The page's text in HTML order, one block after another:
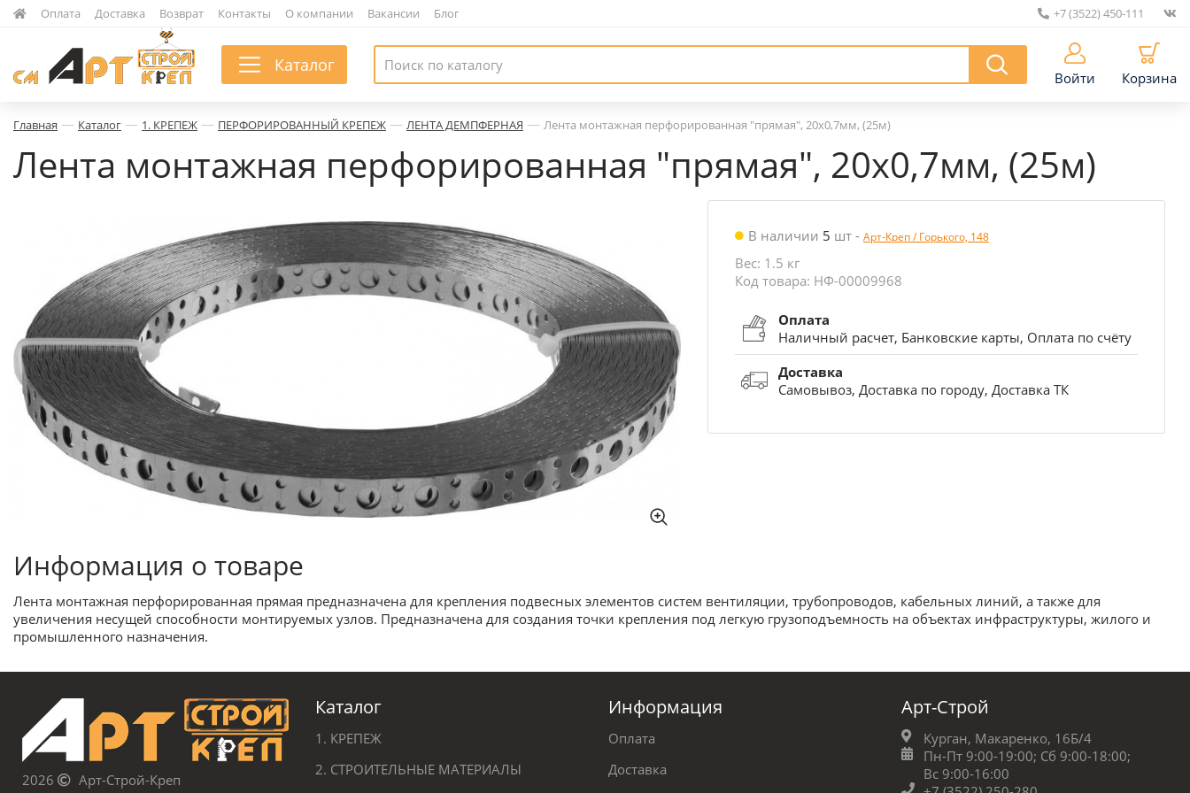
Оплата Доставка Возврат Контакты О компании Вакансии Блог +7 (3522) 450-111
Каталог
Войти Корзина
Главная — Каталог — 1. КРЕПЕЖ — ПЕРФОРИРОВАННЫЙ КРЕПЕЖ — ЛЕНТА ДЕМПФЕРНАЯ — Лента монтажная перфорированная "прямая", 20х0,7мм, (25м)
Лента монтажная перфорированная "прямая", 20х0,7мм, (25м)
В наличии 5 шт - Арт-Креп / Горького, 148
Вес: 1.5 кг
Код товара: НФ-00009968
Оплата
Наличный расчет, Банковские карты, Оплата по счёту
Доставка
Самовывоз, Доставка по городу, Доставка ТК
Информация о товаре
Лента монтажная перфорированная прямая предназначена для крепления подвесных элементов систем вентиляции, трубопроводов, кабельных линий, а также для
увеличения несущей способности монтируемых узлов. Предназначена для создания точки крепления под легкую грузоподъемность на объектах инфраструктуры, жилого и
промышленного назначения.
2026 Арт-Строй-Креп
Каталог
1. КРЕПЕЖ
2. СТРОИТЕЛЬНЫЕ МАТЕРИАЛЫ
Информация
Оплата
Доставка
Арт-Строй
Курган, Макаренко, 16Б/4
Пн-Пт 9:00-19:00; Сб 9:00-18:00;
Вс 9:00-16:00